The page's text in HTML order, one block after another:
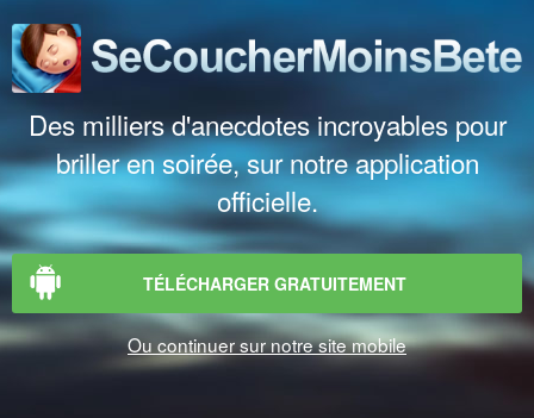
Des milliers d'anecdotes incroyables pour
briller en soirée, sur notre application
officielle.
TÉLÉCHARGER GRATUITEMENT
Ou continuer sur notre site mobile